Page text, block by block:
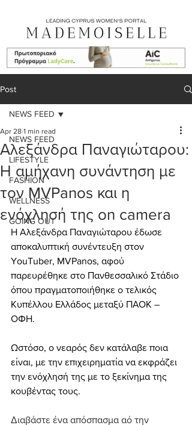
Post
NEWS FEED
LIFESTYLE
FASHION
WELLNESS
GOING OUT
NEWS FEED
Αλεξάνδρα Παναγιώταρου:
Η αμήχανη συνάντηση με
τον MVPanos και η
ενόχλησή της on camera
Apr 28 1 min read
Η Αλεξάνδρα Παναγιώταρου έδωσε
αποκαλυπτική συνέντευξη στον
YouTuber, MVPanos, αφού
παρευρέθηκε στο Πανθεσσαλικό Στάδιο
όπου πραγματοποιήθηκε ο τελικός
Κυπέλλου Ελλάδος μεταξύ ΠΑΟΚ –
ΟΦΗ.
Ωστόσο, ο νεαρός δεν κατάλαβε ποια
είναι, με την επιχειρηματία να εκφράζει
την ενόχλησή της με το ξεκίνημα της
κουβέντας τους.
Διαβάστε ένα απόσπασμα αό την